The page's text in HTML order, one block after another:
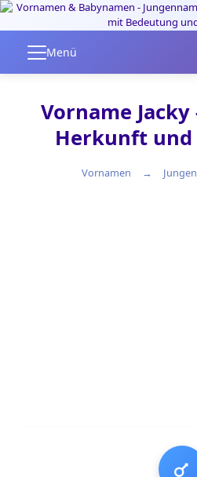
Skip to main content
Menü
Vorname
Herkunft
Vornamen